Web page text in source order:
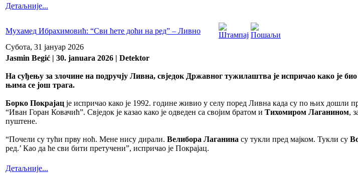
Детаљније...
Мухамед Ибрахимовић: “Сви ћете доћи на ред” – Ливно
Субота, 31 јануар 2026
Jasmin Begić | 30. januara 2026 | Detektor
На суђењу за злочине на подручју Ливна, свједок Државног тужилаштва је испричао како је
њима се још трага.
Борко Покрајац је испричао како је 1992. године живио у селу поред Ливна када су по њих
“Иван Горан Ковачић”. Свједок је казао како је одведен са својим братом и Тихомиром Лаганином,
пуштене.
“Почели су тући прву ноћ. Мене нису дирали. Велибора Лаганина су тукли пред мајком. Тукли су
ред.’ Као да ће сви бити претучени”, испричао је Покрајац.
Детаљније...